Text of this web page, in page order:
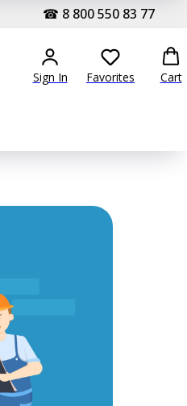
☎ 8 800 550 83 77
Sign In Favorites Cart